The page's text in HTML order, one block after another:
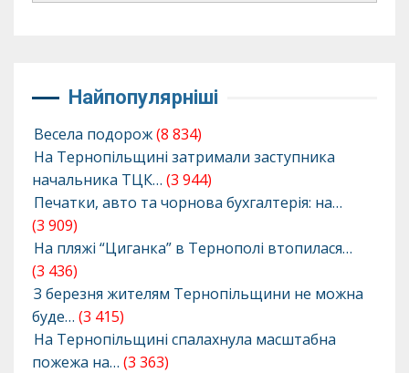
Найпопулярніші
Весела подорож(8 834)
На Тернопільщині затримали заступника
начальника ТЦК… (3 944)
Печатки, авто та чорнова бухгалтерія: на…
(3 909)
На пляжі “Циганка” в Тернополі втопилася…
(3 436)
З березня жителям Тернопільщини не можна
буде… (3 415)
На Тернопільщині спалахнула масштабна
пожежа на… (3 363)